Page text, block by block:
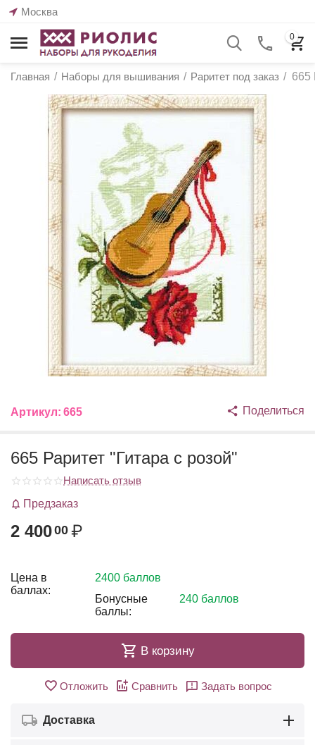
Москва
0
Главная / Наборы для вышивания / Раритет под заказ / 665
Артикул: 665 Поделиться
665 Раритет "Гитара с розой"
Написать отзыв
Предзаказ
2 40000 ₽
Цена в
баллах:
2400 баллов
Бонусные
баллы:
240 баллов
В корзину
Отложить Сравнить Задать вопрос
Доставка